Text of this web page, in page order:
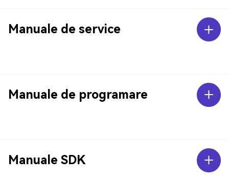
Manuale de service
Manuale de programare
Manuale SDK